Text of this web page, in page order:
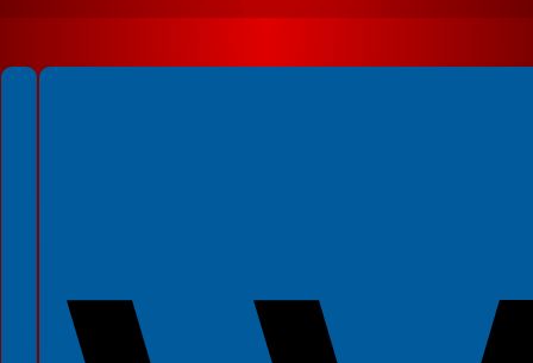
Spełniamy standardy WCAG 2.2
Spełniamy standardy W3C